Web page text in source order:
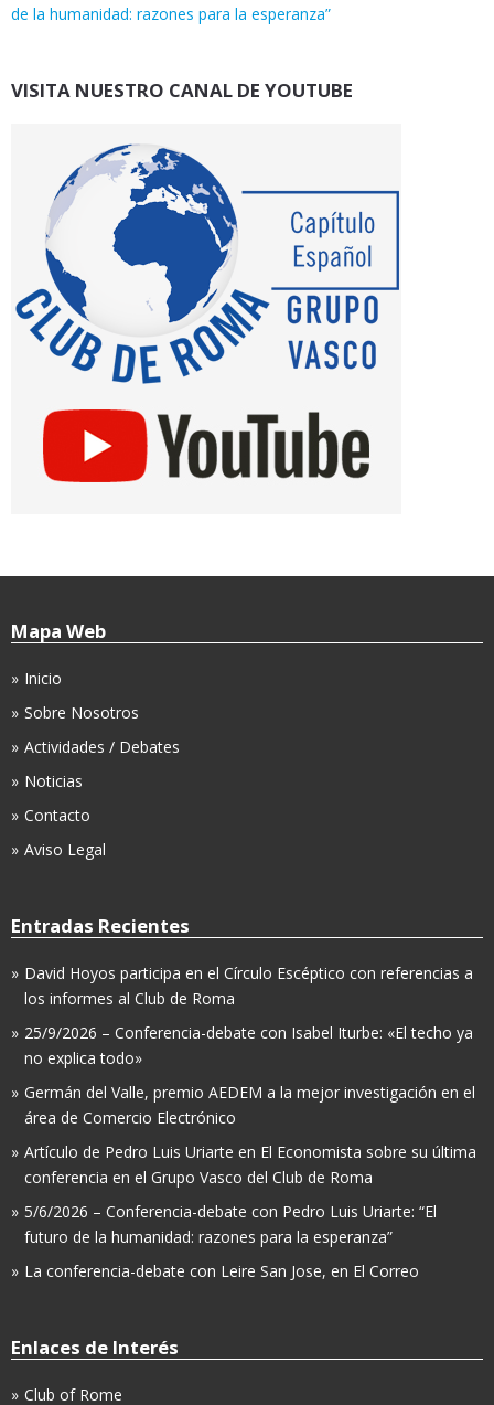
de la humanidad: razones para la esperanza”
VISITA NUESTRO CANAL DE YOUTUBE
Mapa Web
Inicio
Sobre Nosotros
Actividades / Debates
Noticias
Contacto
Aviso Legal
Entradas Recientes
David Hoyos participa en el Círculo Escéptico con referencias a
los informes al Club de Roma
25/9/2026 – Conferencia-debate con Isabel Iturbe: «El techo ya
no explica todo»
Germán del Valle, premio AEDEM a la mejor investigación en el
área de Comercio Electrónico
Artículo de Pedro Luis Uriarte en El Economista sobre su última
conferencia en el Grupo Vasco del Club de Roma
5/6/2026 – Conferencia-debate con Pedro Luis Uriarte: “El
futuro de la humanidad: razones para la esperanza”
La conferencia-debate con Leire San Jose, en El Correo
Enlaces de Interés
Club of Rome